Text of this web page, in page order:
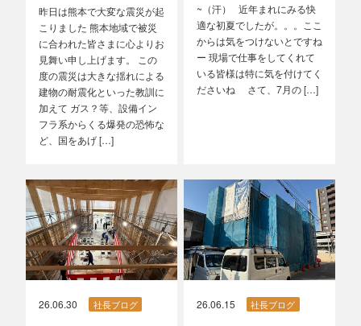
昨日は熊本で大変な震災が起
こりました 熊本地域で被災
に合われた皆さまに心よりお
見舞い申し上げます。 この
度の震災は大きな揺れによる
建物の耐震化といった教訓に
加えて ガス？等、設備イン
フラ系からくる爆発の恐怖な
ど、国をあげ […]
~（汗） 近年まれにみる快
適な初夏でしたが。。。ここ
からは気をつけないとですね
ー 現場で仕事をしてくれて
いる皆様は特に気を付けてく
ださいね さて、7月の […]
26.06.30 社長ブログ 26.06.15 社長ブログ